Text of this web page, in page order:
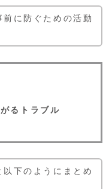
に防ぐための活動
るトラブル
下のようにまとめ